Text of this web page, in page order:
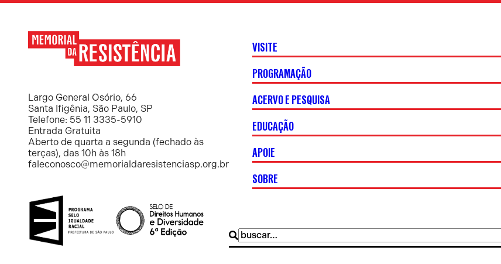
Resistência
Largo General Osório, 66
Santa Ifigênia, São Paulo, SP
Telefone: 55 11 3335-5910
Entrada Gratuita
Aberto de quarta a segunda (fechado às
terças), das 10h às 18h
faleconosco@memorialdaresistenciasp.org.br
Buscar
por:
VISITE
PROGRAMAÇÃO
ACERVO E PESQUISA
EDUCAÇÃO
APOIE
SOBRE